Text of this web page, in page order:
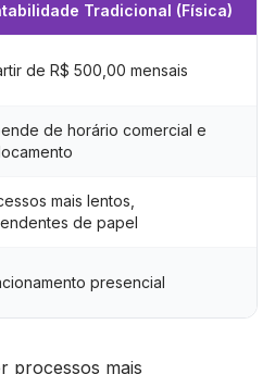
Tradicional (Física)
de R$ 500,00 mensais
de horário comercial e
mais lentos,
de papel
presencial
processos mais